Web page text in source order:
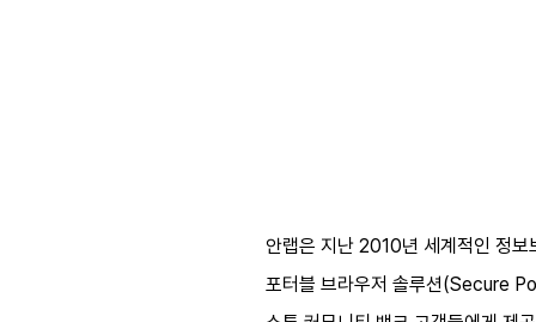
안랩은 지난 2010년 세계적인 정
포터블 브라우저 솔루션(Secure